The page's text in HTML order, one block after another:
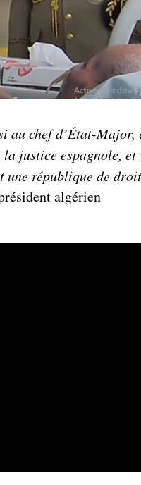
au chef d’État-Major,
justice espagnole, et
une république de
algérien